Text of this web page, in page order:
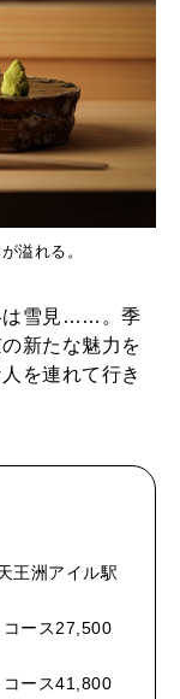
溢れる。
は雪見……。季
新たな魅力を
を連れて行き
天王洲アイル駅
ース27,500
ース41,800